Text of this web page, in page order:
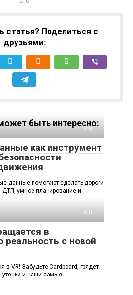
статья? Поделиться с
друзьями:
быть интересно:
0
как инструмент
данные помогают сделать дороги
ДТП, умное планирование и
0
в
реальность с новой
в VR! Забудьте Cardboard, грядет
утечки и наши самые